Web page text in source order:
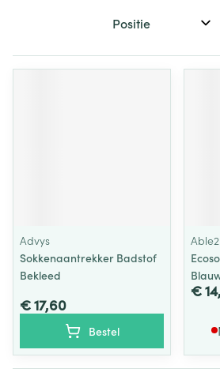
Sorteer op:
Advys
Sokkenaantrekker Badstof
Bekleed
€ 17,60
Bestel
Able2
€